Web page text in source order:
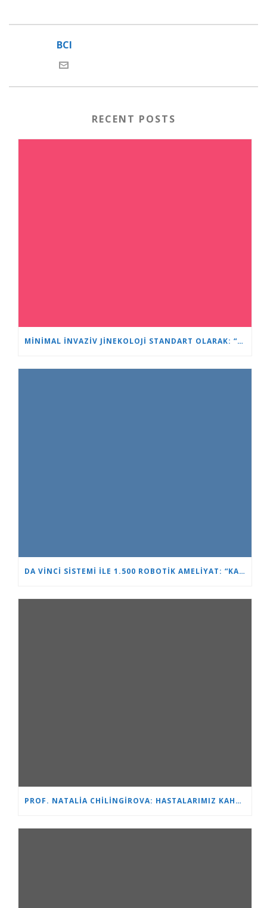
BCI
RECENT POSTS
MINIMAL İNVAZIV JINEKOLOJI STANDART OLARAK: “KALP VE BEYIN”DE YENI NESIL UZMANLAR EĞITILIYOR
DA VINCI SISTEMI ILE 1.500 ROBOTIK AMELIYAT: “KALP VE BEYIN” ÜROLOJIDE LIDERLIĞINI PEKIŞTIRIYOR
PROF. NATALIA CHILINGIROVA: HASTALARIMIZ KAHRAMAN VE BIZ ONLARA DAHA HIZLI VE DAHA KOLAY BAŞA ÇIKMALARINDA YARDIMCI OLUYORUZ